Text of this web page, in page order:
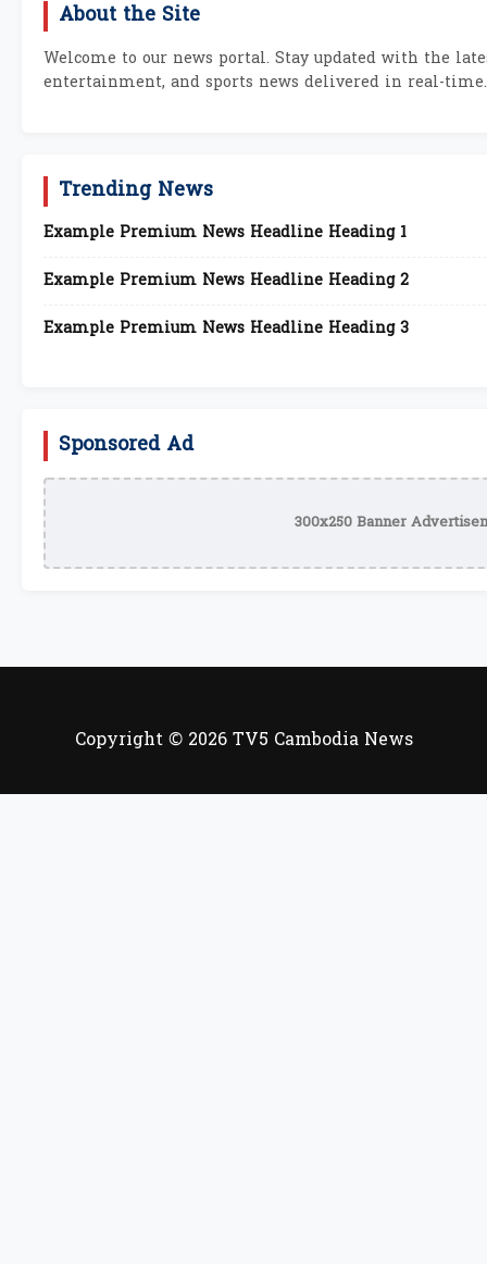
About the Site
Welcome to our news portal. Stay updated with the
entertainment, and sports news delivered in real-time.
Trending News
Example Premium News Headline Heading 1
Example Premium News Headline Heading 2
Example Premium News Headline Heading 3
Sponsored Ad
300x250 Banner
Copyright © 2026 TV5 Cambodia News